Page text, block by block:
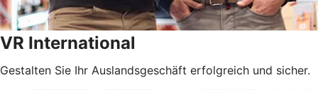
VR International
Gestalten Sie Ihr Auslandsgeschäft erfolgreich und sicher.